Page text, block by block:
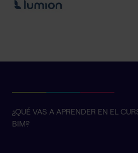
¿QUÉ VAS A APRENDER EN EL
BIM?